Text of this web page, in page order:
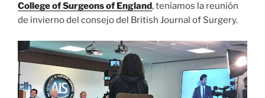
College of Surgeons of England, teníamos la reunión
de invierno del consejo del British Journal of Surgery.